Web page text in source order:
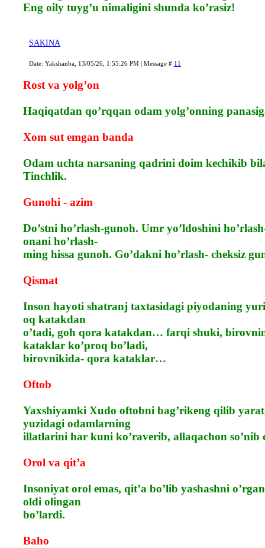
Eng oily tuyg’u nimaligini shunda ko’rasiz!
SAKINA
Date: Yakshanba, 13/05/26, 1:55:26 PM | Message # 11
Rost va yolg’on
Haqiqatdan qo’rqqan odam yolg’onning
Xom sut emgan banda
Odam uchta narsaning qadrini doim kechikib
Tinchlik.
Gunohi - azim
Do’stni ho’rlash-gunoh. Umr yo’ldoshini
onani ho’rlash-
ming hissa gunoh. Go’dakni ho’rlash- cheksiz
Qismat
Inson hayoti shatranj taxtasidagi piyodaning
oq katakdan
o’tadi, goh qora katakdan… farqi shuki,
kataklar ko’proq bo’ladi,
birovnikida- qora kataklar…
Oftob
Yaxshiyamki Xudo oftobni bag’rikeng qilib
yuzidagi odamlarning
illatlarini har kuni ko’raverib, allaqachon
Orol va qit’a
Insoniyat orol emas, qit’a bo’lib yashashni
oldi olingan
bo’lardi.
Baho